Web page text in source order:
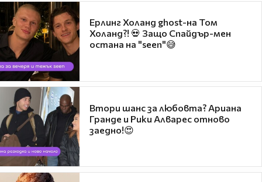
Ерлинг Холанд ghost-на Том
Холанд?! 💀 Защо Спайдър-мен
остана на "seen"😅
Втори шанс за любовта? Ариана
Гранде и Рики Алварес отново
заедно!😍